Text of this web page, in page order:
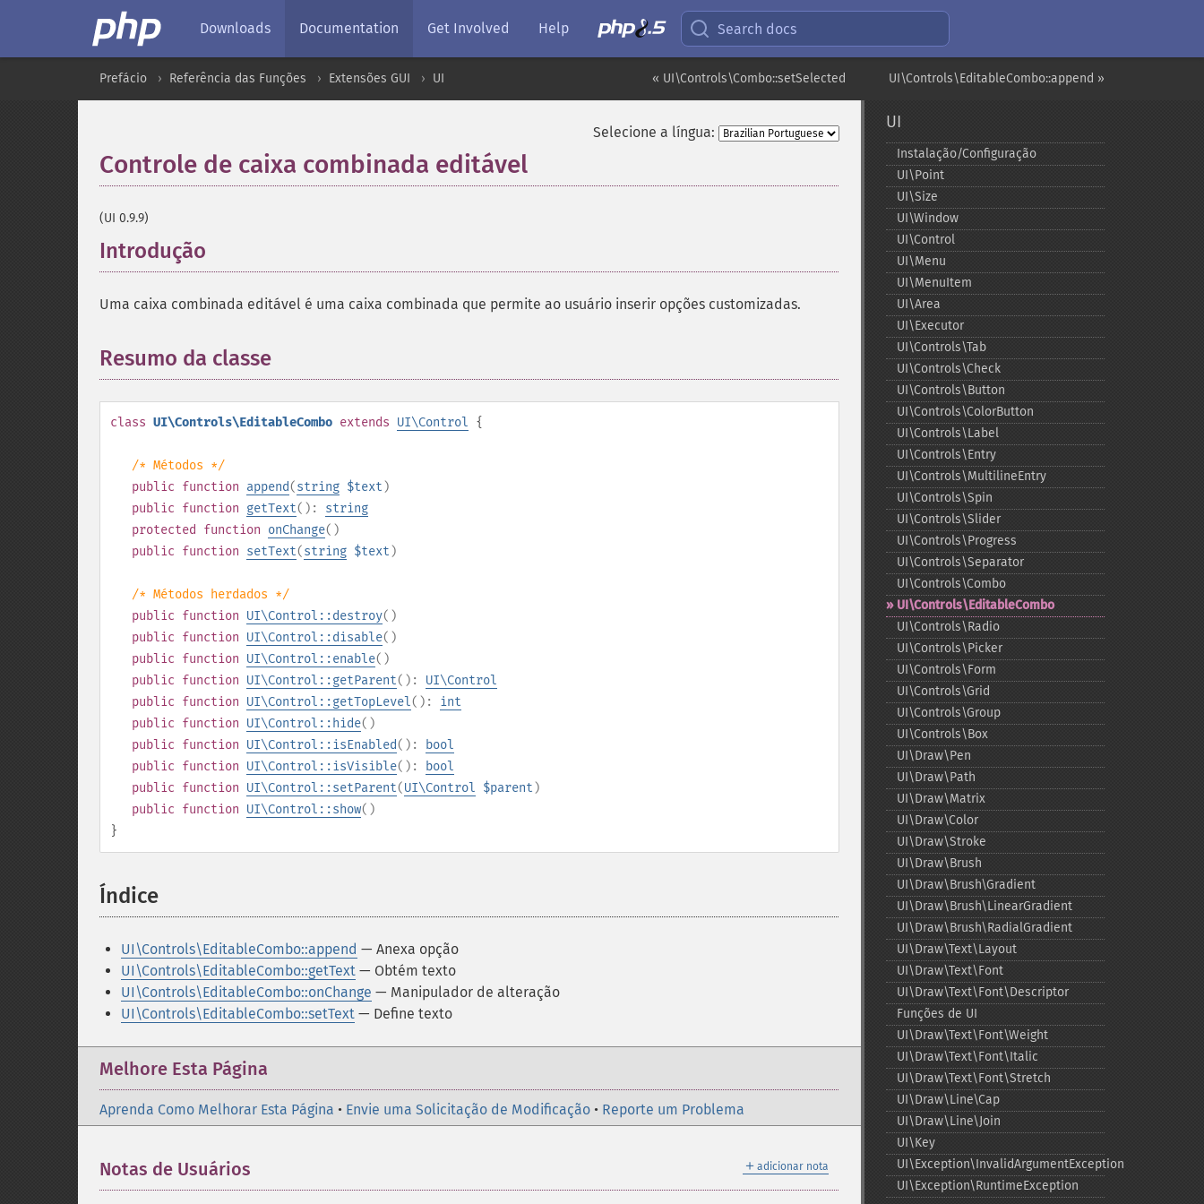
Downloads Documentation Get Involved Help Search docs
UI\Controls\EditableCombo::append »
« UI\Controls\Combo::setSelected
Prefácio Referência das Funções Extensões GUI UI
Selecione a língua:
Controle de caixa combinada editável
(UI 0.9.9)
Introdução
Uma caixa combinada editável é uma caixa combinada que permite ao usuário inserir opções customizadas.
Resumo da classe
class UI\Controls\EditableCombo extends UI\Control {
/* Métodos */
public function append(string $text )
public function getText(): string
protected
function onChange()
public function setText(string $text )
/* Métodos herdados */
public function UI\Control::destroy()
public function UI\Control::disable()
public function UI\Control::enable()
public function UI\Control::getParent(): UI\Control
public function UI\Control::getTopLevel(): int
public function UI\Control::hide()
public function UI\Control::isEnabled():
bool
public function UI\Control::isVisible():
bool
public function UI\Control::setParent(UI\Control $parent )
public function UI\Control::show()
}
Índice
UI\Controls\EditableCombo::append — Anexa opção
UI\Controls\EditableCombo::getText — Obtém texto
UI\Controls\EditableCombo::onChange — Manipulador de alteração
UI\Controls\EditableCombo::setText — Define texto
Melhore Esta Página
Aprenda Como Melhorar Esta Página • Envie uma Solicitação de Modificação • Reporte um Problema
＋ adicionar nota
Notas de Usuários
UI
Instalação/Configuração
UI\Point
UI\Size
UI\Window
UI\Control
UI\Menu
UI\MenuItem
UI\Area
UI\Executor
UI\Controls\Tab
UI\Controls\Check
UI\Controls\Button
UI\Controls\ColorButton
UI\Controls\Label
UI\Controls\Entry
UI\Controls\MultilineEntry
UI\Controls\Spin
UI\Controls\Slider
UI\Controls\Progress
UI\Controls\Separator
UI\Controls\Combo
UI\Controls\EditableCombo
UI\Controls\Radio
UI\Controls\Picker
UI\Controls\Form
UI\Controls\Grid
UI\Controls\Group
UI\Controls\Box
UI\Draw\Pen
UI\Draw\Path
UI\Draw\Matrix
UI\Draw\Color
UI\Draw\Stroke
UI\Draw\Brush
UI\Draw\Brush\Gradient
UI\Draw\Brush\LinearGradient
UI\Draw\Brush\RadialGradient
UI\Draw\Text\Layout
UI\Draw\Text\Font
UI\Draw\Text\Font\Descriptor
Funções de UI
UI\Draw\Text\Font\Weight
UI\Draw\Text\Font\Italic
UI\Draw\Text\Font\Stretch
UI\Draw\Line\Cap
UI\Draw\Line\Join
UI\Key
UI\Exception\InvalidArgumentException
UI\Exception\RuntimeException